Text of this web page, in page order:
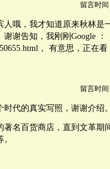
留言时间
人哦，我才知道原来秋林是
谢告知，我刚刚Google ：
， 有意思，正在看
留言时间
时代的真实写照，谢谢介绍
著名百货商店，直到文革期